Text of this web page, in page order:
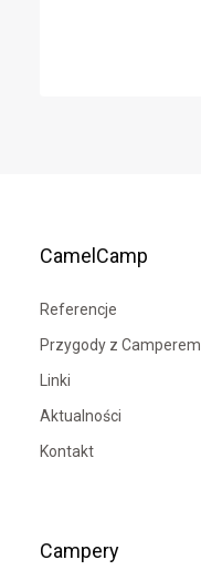
CamelCamp
Referencje
Przygody z Camperem
Linki
Aktualności
Kontakt
Campery